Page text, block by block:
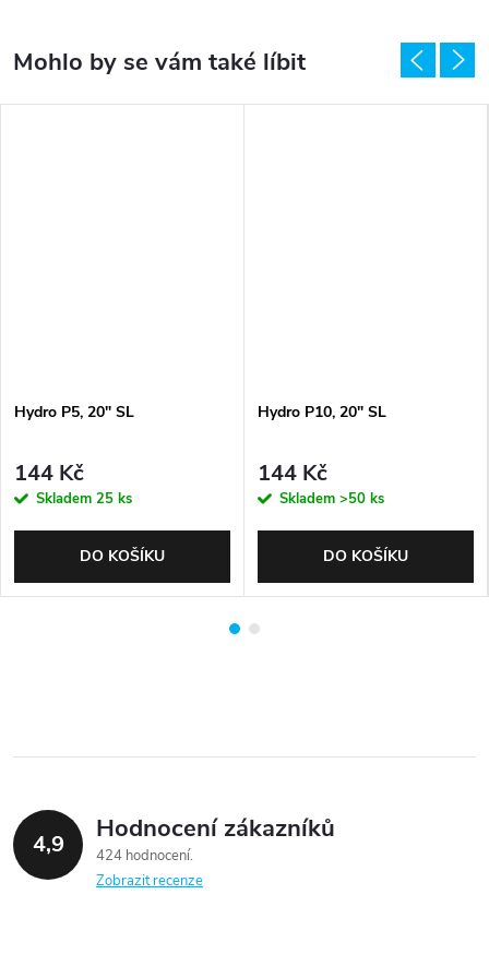
Hydro P5, 20" SL
144 Kč
Skladem 25 ks
DO KOŠÍKU
Hydro P10, 20" SL
144 Kč
Skladem >50 ks
DO KOŠÍKU
4,9 Hodnocení zákazníků
424 hodnocení
Zobrazit recenze